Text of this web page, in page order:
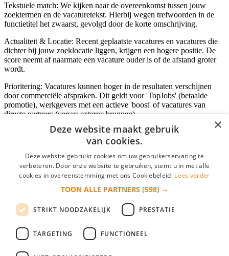
Tekstuele match: We kijken naar de overeenkomst tussen jouw
zoektermen en de vacaturetekst. Hierbij wegen trefwoorden in de
functietitel het zwaarst, gevolgd door de korte omschrijving.
Actualiteit & Locatie: Recent geplaatste vacatures en vacatures die
dichter bij jouw zoeklocatie liggen, krijgen een hogere positie. De
score neemt af naarmate een vacature ouder is of de afstand groter
wordt.
Prioritering: Vacatures kunnen hoger in de resultaten verschijnen
door commerciële afspraken. Dit geldt voor 'TopJobs' (betaalde
promotie), werkgevers met een actieve 'boost' of vacatures van
directe partners (versus externe bronnen).
Inloggen als bedrijf
*
login gegevens onthouden
login
Bedrijf aanmelden
×
Deze website maakt gebruik
van cookies.
Deze website gebruikt cookies om uw gebruikerservaring te
verbeteren. Door onze website te gebruiken, stemt u in met alle
cookies in overeenstemming met ons Cookiebeleid. Lees verder
TOON ALLE PARTNERS (598) →
STRIKT NOODZAKELIJK PRESTATIE
TARGETING FUNCTIONEEL